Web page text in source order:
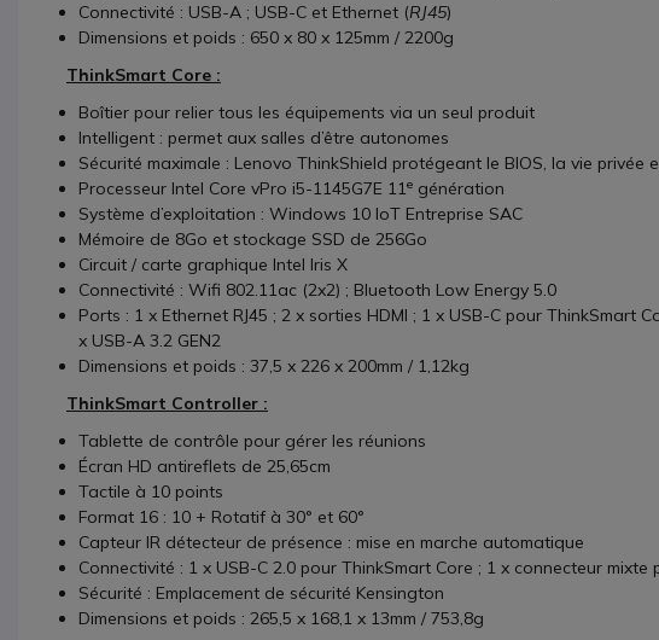
Connectivité : USB-A ; USB-C et Ethernet (RJ45)
Dimensions et poids : 650 x 80 x 125mm / 2200g
ThinkSmart Core :
Boîtier pour relier tous les équipements via un seul produit
Intelligent : permet aux salles d’être autonomes
Sécurité maximale : Lenovo ThinkShield protégeant le BIOS, la vie privée
Processeur Intel Core vPro i5-1145G7E 11e génération
Système d’exploitation : Windows 10 IoT Entreprise SAC
Mémoire de 8Go et stockage SSD de 256Go
Circuit / carte graphique Intel Iris X
Connectivité : Wifi 802.11ac (2x2) ; Bluetooth Low Energy 5.0
Ports : 1 x Ethernet RJ45 ; 2 x sorties HDMI ; 1 x USB-C pour ThinkSmart
x USB-A 3.2 GEN2
Dimensions et poids : 37,5 x 226 x 200mm / 1,12kg
ThinkSmart Controller :
Tablette de contrôle pour gérer les réunions
Écran HD antireflets de 25,65cm
Tactile à 10 points
Format 16 : 10 + Rotatif à 30° et 60°
Capteur IR détecteur de présence : mise en marche automatique
Connectivité : 1 x USB-C 2.0 pour ThinkSmart Core ; 1 x connecteur mixte
Sécurité : Emplacement de sécurité Kensington
Dimensions et poids : 265,5 x 168,1 x 13mm / 753,8g